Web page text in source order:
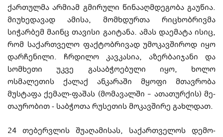
ქართულმა არ­მი­ამ გმი­რუ­ლი წინააღმდეგობა გაუწია.
მიუხედავად ამისა, მომხდურთა რიცხობრივმა
სიჭარბემ მა­ინც თავისი გაიტანა. ამას დაემატა ისიც,
რომ საქართველო ფაქტობრივად უმოკავ­ში­როდ იყო
დარჩენილი. ჩრდილო კავკასია, აზერბაიჯანი და
სომხეთი უკვე გასაბ­ჭოე­ბუ­ლი იყო, ხოლო
ოსმალეთის ქალაქ ანკარაში მყოფი მთავრობა
მუსტაფა ქემალ-ფაშას (მომავალში – ათა­თურქის) მე­
თაურობით - საბჭოთა რუსეთის მოკავშირე გახლდათ.
24 თებერვლის შუაღამისას, სა­ქა­რთველოს დე­მო­